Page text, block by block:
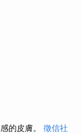
的皮膚。 徵信社